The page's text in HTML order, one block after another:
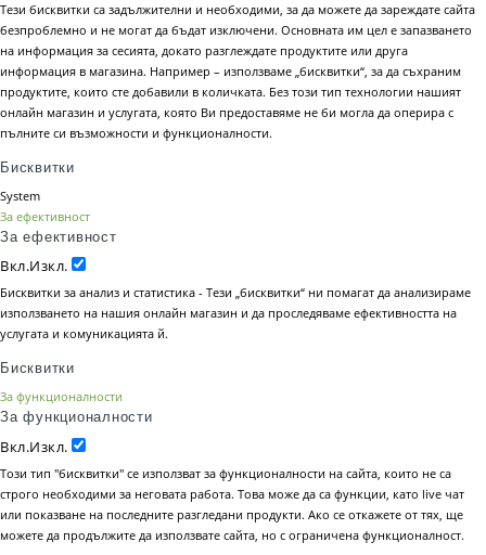
Тези бисквитки са задължителни и необходими, за да можете да зареждате сайта
безпроблемно и не могат да бъдат изключени. Основната им цел е запазването
на информация за сесията, докато разглеждате продуктите или друга
информация в магазина. Например – използваме „бисквитки“, за да съхраним
продуктите, които сте добавили в количката. Без този тип технологии нашият
онлайн магазин и услугата, която Ви предоставяме не би могла да оперира с
пълните си възможности и функционалности.
Бисквитки
System
За ефективност
За ефективност
Вкл.Изкл.
Бисквитки за анализ и статистика - Тези „бисквитки“ ни помагат да анализираме
използването на нашия онлайн магазин и да проследяваме ефективността на
услугата и комуникацията й.
Бисквитки
За функционалности
За функционалности
Вкл.Изкл.
Този тип "бисквитки" се използват за функционалности на сайта, които не са
строго необходими за неговата работа. Това може да са функции, като live чат
или показване на последните разгледани продукти. Ако се откажете от тях, ще
можете да продължите да използвате сайта, но с ограничена функционалност.